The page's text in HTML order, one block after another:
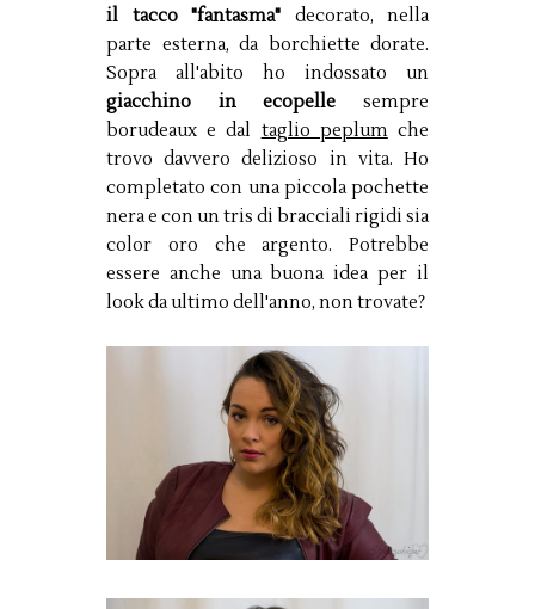
il tacco "fantasma" decorato, nella
parte esterna, da borchiette dorate.
Sopra all'abito ho indossato un
giacchino in ecopelle sempre
borudeaux e dal taglio peplumche
trovo davvero delizioso in vita. Ho
completato con una piccola pochette
nera e con un tris di bracciali rigidi sia
color oro che argento. Potrebbe
essere anche una buona idea per il
look da ultimo dell'anno, non trovate?